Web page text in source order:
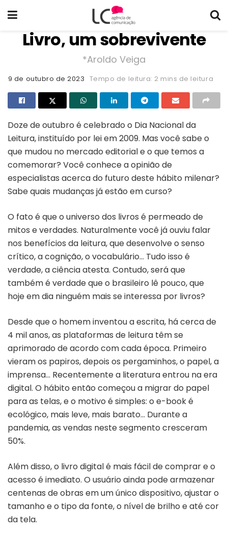
Livro, um sobrevivente
*Aroldo Veiga
9 de outubro de 2023 Tempo de leitura: 2 mins de leitura
Doze de outubro é celebrado o Dia Nacional da
Leitura, instituído por lei em 2009. Mas você sabe o
que mudou no mercado editorial e o que temos a
comemorar? Você conhece a opinião de
especialistas acerca do futuro deste hábito milenar?
Sabe quais mudanças já estão em curso?
O fato é que o universo dos livros é permeado de
mitos e verdades. Naturalmente você já ouviu falar
nos benefícios da leitura, que desenvolve o senso
crítico, a cognição, o vocabulário… Tudo isso é
verdade, a ciência atesta. Contudo, será que
também é verdade que o brasileiro lê pouco, que
hoje em dia ninguém mais se interessa por livros?
Desde que o homem inventou a escrita, há cerca de
4 mil anos, as plataformas de leitura têm se
aprimorado de acordo com cada época. Primeiro
vieram os papiros, depois os pergaminhos, o papel, a
imprensa… Recentemente a literatura entrou na era
digital. O hábito então começou a migrar do papel
para as telas, e o motivo é simples: o e-book é
ecológico, mais leve, mais barato… Durante a
pandemia, as vendas neste segmento cresceram
50%.
Além disso, o livro digital é mais fácil de comprar e o
acesso é imediato. O usuário ainda pode armazenar
centenas de obras em um único dispositivo, ajustar o
tamanho e o tipo da fonte, o nível de brilho e até cor
da tela.